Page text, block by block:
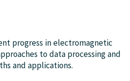
progress in electromagnetic
to data processing and
and applications.